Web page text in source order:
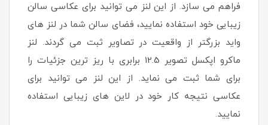
فراهم می سازد. از این لنز می توانید برای عکاسی سالن
زیبایی خود استفاده نمایید، فضای سالن شما در لنز های
واید بزرگتر از واقعیت در تصاویر ثبت می گردند. لنز
ماکرو اپکسل تصویر 12.5 برابری با ریز ترین جزئیات را
برای شما ثبت می نماید. از این لنز می توانید برای
عکاسی نتیجه کار خود در لاین های زیبایی استفاده
نمایید.